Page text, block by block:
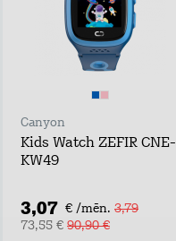
Canyon
Kids Watch ZEFIR CNE-
KW49
3,07 € /mēn. 3,79
73,55 € 90,90 €